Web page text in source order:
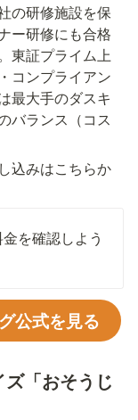
の研修施設を保
ー研修にも合格
東証プライム上
コンプライアン
最大手のダスキ
バランス（コス
込みはこちらか
を確認しよう
公式を見る
「おそうじ